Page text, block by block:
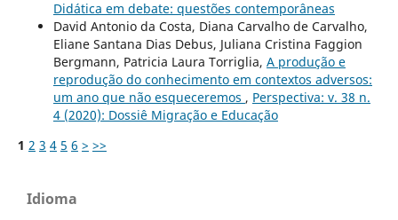
Didática em debate: questões contemporâneas
David Antonio da Costa, Diana Carvalho de Carvalho,
Eliane Santana Dias Debus, Juliana Cristina Faggion
Bergmann, Patricia Laura Torriglia, A produção e
reprodução do conhecimento em contextos adversos:
um ano que não esqueceremos , Perspectiva: v. 38 n.
4 (2020): Dossiê Migração e Educação
1 2 3 4 5 6 > >>
Idioma